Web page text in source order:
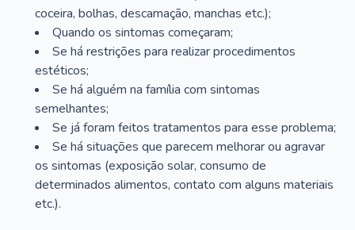
coceira, bolhas, descamação, manchas etc.);
Quando os sintomas começaram;
Se há restrições para realizar procedimentos
estéticos;
Se há alguém na família com sintomas
semelhantes;
Se já foram feitos tratamentos para esse problema;
Se há situações que parecem melhorar ou agravar
os sintomas (exposição solar, consumo de
determinados alimentos, contato com alguns materiais
etc.).